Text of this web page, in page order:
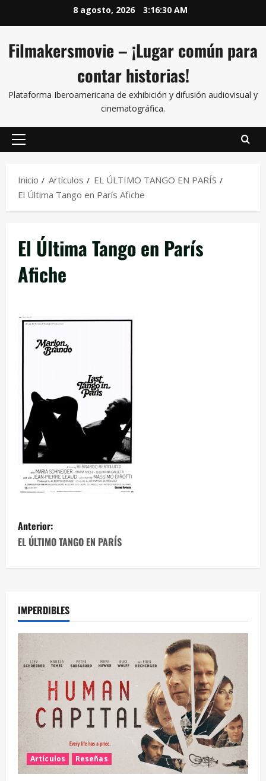
8 agosto, 2026 3:16:30 AM
Filmakersmovie – ¡Lugar común para
contar historias!
Plataforma Iberoamericana de exhibición y difusión audiovisual y
cinematográfica.
Inicio Artículos
EL ÚLTIMO TANGO EN PARÍS
El Última Tango en París Afiche
El Última Tango en París
Afiche
Anterior:
EL ÚLTIMO TANGO EN PARÍS
IMPERDIBLES
Artículos Reseñas